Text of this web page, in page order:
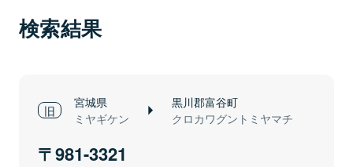
検索結果
宮城県
ミヤギケン
黒川郡富谷町
クロカワグントミヤマチ
981-3321